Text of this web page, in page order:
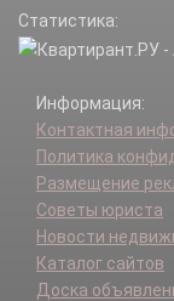
Статистика:
Информация:
Контактная
Политика
Размещение
Советы юриста
Новости
Каталог сайтов
Доска